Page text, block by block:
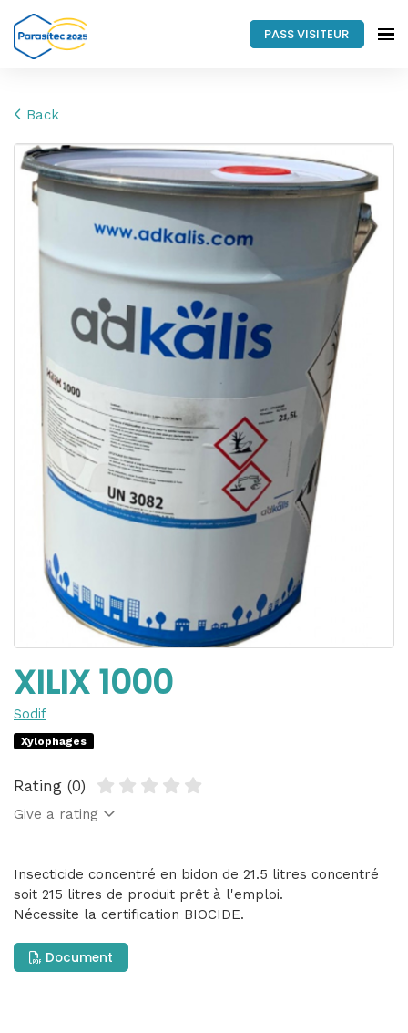
PASS VISITEUR
Back
XILIX 1000
Sodif
Xylophages
Rating (0)
Give a rating
Insecticide concentré en bidon de 21.5 litres concentré
soit 215 litres de produit prêt à l'emploi.
Nécessite la certification BIOCIDE.
Document